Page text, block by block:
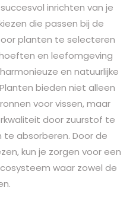
inrichten van je
die passen bij de
planten te selecteren
en leefomgeving
en natuurlijke
bieden niet alleen
voor vissen, maar
door zuurstof te
absorberen. Door de
kun je zorgen voor een
waar zowel de